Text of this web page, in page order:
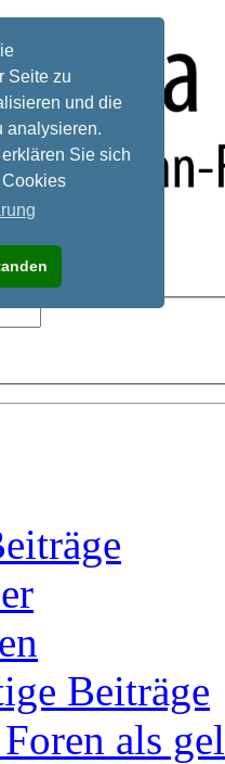
Seite zu
und die
analysieren.
Sie sich
Beiträge
als